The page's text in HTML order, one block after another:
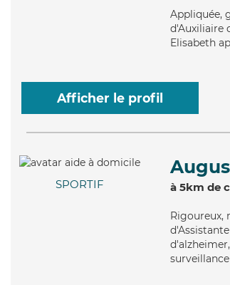
Appliquée,
d'Auxiliaire
Elisabeth
Afficher le profil
SPORTIF à 5km de
Rigoureux,